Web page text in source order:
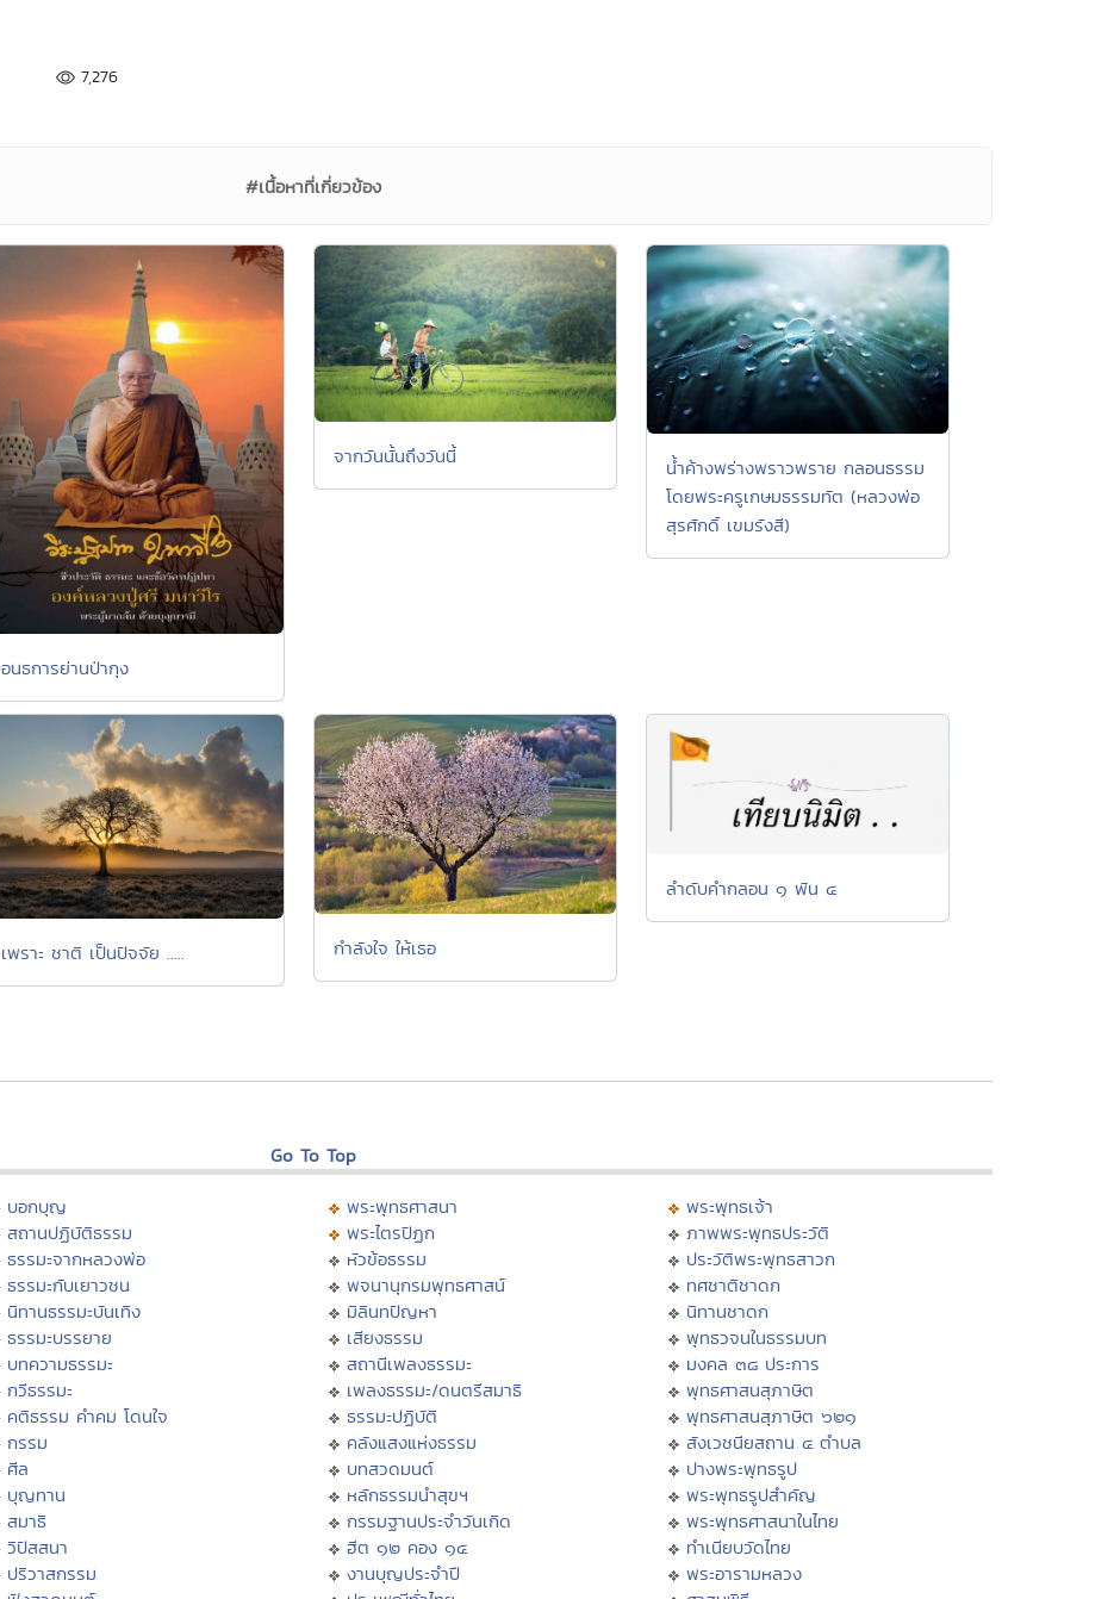
7,276
#เนื้อหาที่เกี่ยวข้อง
อนธการย่านป่ากุง
จากวันนั้นถึงวันนี้
น้ำค้างพร่างพราวพราย กลอนธรรม
โดยพระครูเกษมธรรมทัต (หลวงพ่อ
สุรศักดิ์ เขมรังสี)
เพราะ ชาติ เป็นปัจจัย ..... กำลังใจ ให้เธอ
ลำดับคำกลอน ๑ พัน ๔
Go To Top
บอกบุญ
สถานปฏิบัติธรรม
ธรรมะจากหลวงพ่อ
ธรรมะกับเยาวชน
นิทานธรรมะบันเทิง
ธรรมะบรรยาย
บทความธรรมะ
กวีธรรมะ
คติธรรม คำคม โดนใจ
กรรม
ศีล
บุญทาน
สมาธิ
วิปัสสนา
ปริวาสกรรม
พระพุทธศาสนา
พระไตรปิฏก
หัวข้อธรรม
พจนานุกรมพุทธศาสน์
มิลินทปัญหา
เสียงธรรม
สถานีเพลงธรรมะ
เพลงธรรมะ/ดนตรีสมาธิ
ธรรมะปฏิบัติ
คลังแสงแห่งธรรม
บทสวดมนต์
หลักธรรมนำสุขฯ
กรรมฐานประจำวันเกิด
ฮีต ๑๒ คอง ๑๔
งานบุญประจำปี
พระพุทธเจ้า
ภาพพระพุทธประวัติ
ประวัติพระพุทธสาวก
ทศชาติชาดก
นิทานชาดก
พุทธวจนในธรรมบท
มงคล ๓๘ ประการ
พุทธศาสนสุภาษิต
พุทธศาสนสุภาษิต ๖๒๑
สังเวชนียสถาน ๔ ตำบล
ปางพระพุทธรูป
พระพุทธรูปสำคัญ
พระพุทธศาสนาในไทย
ทำเนียบวัดไทย
พระอารามหลวง